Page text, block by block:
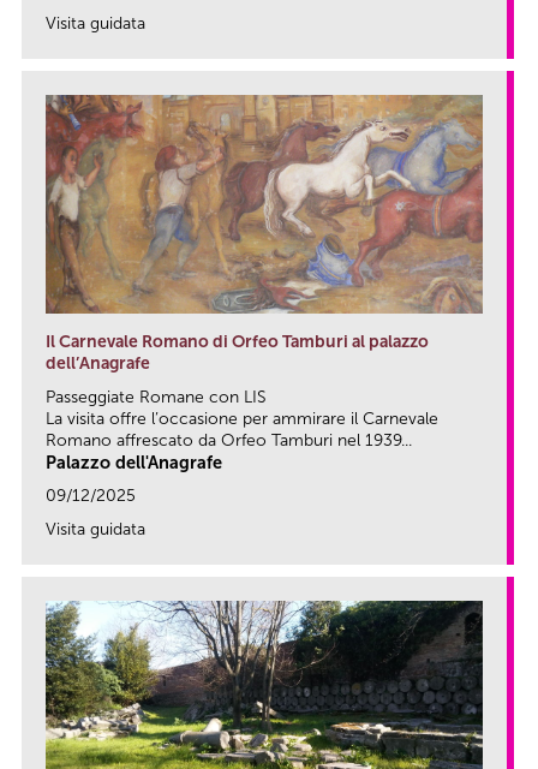
Visita guidata
Il Carnevale Romano di Orfeo Tamburi al palazzo
dell’Anagrafe
Passeggiate Romane con LIS
La visita offre l’occasione per ammirare il Carnevale
Romano affrescato da Orfeo Tamburi nel 1939...
Palazzo dell'Anagrafe
09/12/2025
Visita guidata